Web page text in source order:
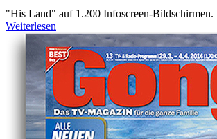
"His Land" auf 1.200 Infoscreen-
Weiterlesen